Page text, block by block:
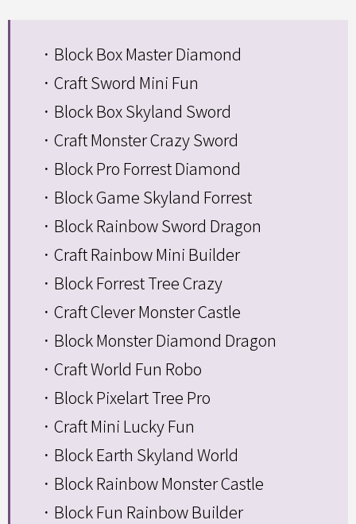
．Block Box Master Diamond
．Craft Sword Mini Fun
．Block Box Skyland Sword
．Craft Monster Crazy Sword
．Block Pro Forrest Diamond
．Block Game Skyland Forrest
．Block Rainbow Sword Dragon
．Craft Rainbow Mini Builder
．Block Forrest Tree Crazy
．Craft Clever Monster Castle
．Block Monster Diamond Dragon
．Craft World Fun Robo
．Block Pixelart Tree Pro
．Craft Mini Lucky Fun
．Block Earth Skyland World
．Block Rainbow Monster Castle
．Block Fun Rainbow Builder